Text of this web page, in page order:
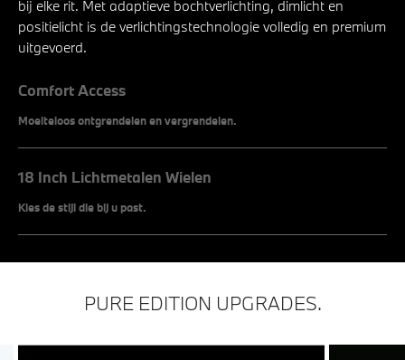
Comfort Access
Moeiteloos ontgrendelen en vergrendelen.
18 Inch Lichtmetalen Wielen
Kies de stijl die bij u past.
bij elke rit. Met adaptieve bochtverlichting, dimlicht en
positielicht is de verlichtingstechnologie volledig en premium
uitgevoerd.
PURE EDITION UPGRADES.